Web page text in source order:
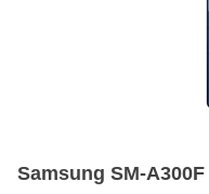
Samsung SM-A300F